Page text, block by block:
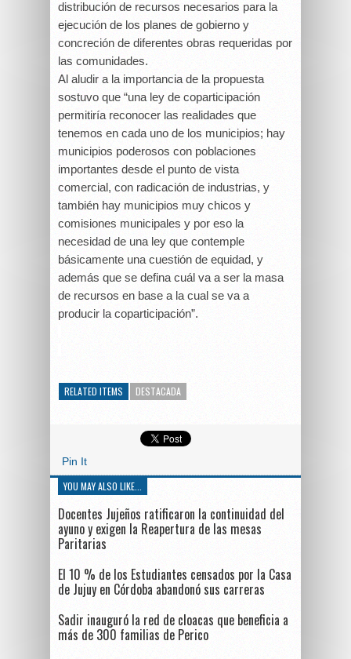
distribución de recursos necesarios para la
ejecución de los planes de gobierno y
concreción de diferentes obras requeridas por
las comunidades.
Al aludir a la importancia de la propuesta
sostuvo que “una ley de coparticipación
permitiría reconocer las realidades que
tenemos en cada uno de los municipios; hay
municipios poderosos con poblaciones
importantes desde el punto de vista
comercial, con radicación de industrias, y
también hay municipios muy chicos y
comisiones municipales y por eso la
necesidad de una ley que contemple
básicamente una cuestión de equidad, y
además que se defina cuál va a ser la masa
de recursos en base a la cual se va a
producir la coparticipación”.
RELATED ITEMS DESTACADA
Pin It
YOU MAY ALSO LIKE...
Docentes Jujeños ratificaron la continuidad del
ayuno y exigen la Reapertura de las mesas
Paritarias
El 10 % de los Estudiantes censados por la Casa
de Jujuy en Córdoba abandonó sus carreras
Sadir inauguró la red de cloacas que beneficia a
más de 300 familias de Perico